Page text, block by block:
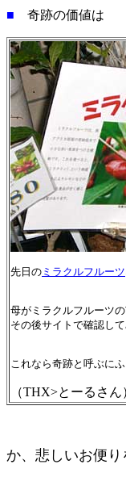
■ 奇跡の価値
先日の ミラクルフルーツ
母がミラクルフルーツ
その後サイトで確認し
これなら奇跡と呼ぶに
（THX>とーるさん
か、悲しいお便り